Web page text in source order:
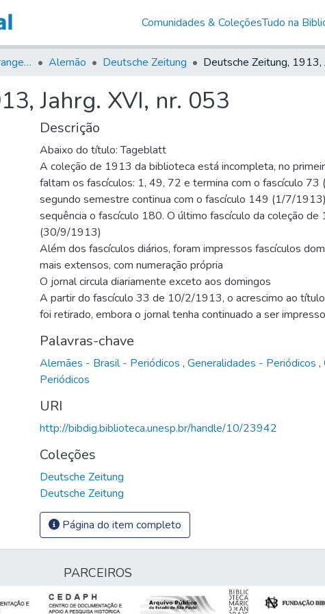
Comunidades & ColeçõesTudo na
Jornais em Língua Estrangeira Alemão Deutsche Zeitung
Jahrg. XVI, nr. 053
Descrição
Abaixo do título: Tageblatt
A coleção de 1913 da biblioteca está incompleta, no
faltam os fascículos: 1, 49, 72 e termina com o fascículo
segundo semestre continua com o fascículo 149 (1/7/
sequência o fascículo 180. O último fascículo da coleção
(30/9/1913)
Além dos fascículos diários, foram impressos fascículos
mais extensos, com numeração própria
O jornal circula diariamente exceto aos domingos
A partir do fascículo 33 de 10/2/1913, o acrescimo ao título
foi retirado, embora o jornal tenha continuado a ser
Palavras-chave
Alemães - Brasil - Periódicos , Generalidades - Periódicos ,
Periódicos
URI
http://bibdig.biblioteca.unesp.br/handle/10/23942
Coleções
Deutsche Zeitung
Deutsche Zeitung
Página do item completo
PARCEIROS